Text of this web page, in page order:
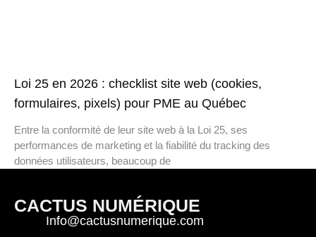
Loi 25 en 2026 : checklist site web (cookies,
formulaires, pixels) pour PME au Québec
Entre la conformité de leur site web à la Loi 25, ses
performances de marketing et la fiabilité du tracking des
données utilisateurs, beaucoup de
CACTUS NUMÉRIQUE
Info@cactusnumerique.com